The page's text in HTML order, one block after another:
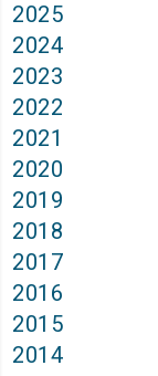
2025
2024
2023
2022
2021
2020
2019
2018
2017
2016
2015
2014